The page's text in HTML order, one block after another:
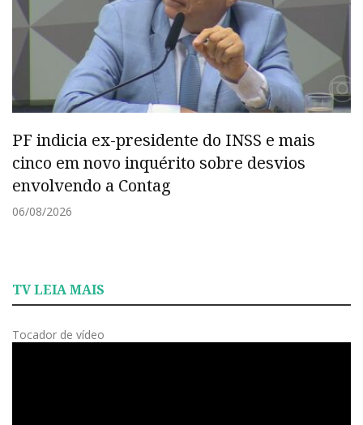
PF indicia ex-presidente do INSS e mais
cinco em novo inquérito sobre desvios
envolvendo a Contag
06/08/2026
TV LEIA MAIS
Tocador de vídeo